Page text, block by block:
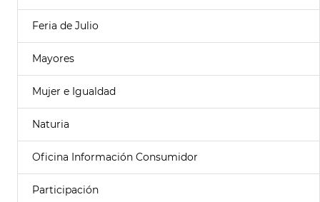
Feria de Julio
Mayores
Mujer e Igualdad
Naturia
Oficina Información Consumidor
Participación